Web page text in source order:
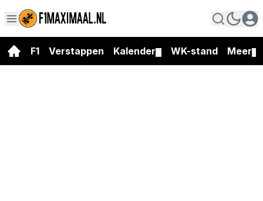
F1 Verstappen Kalender WK-stand Meer